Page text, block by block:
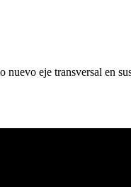
eje transversal en